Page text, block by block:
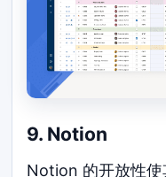
9. Notion
Notion 的开放性使